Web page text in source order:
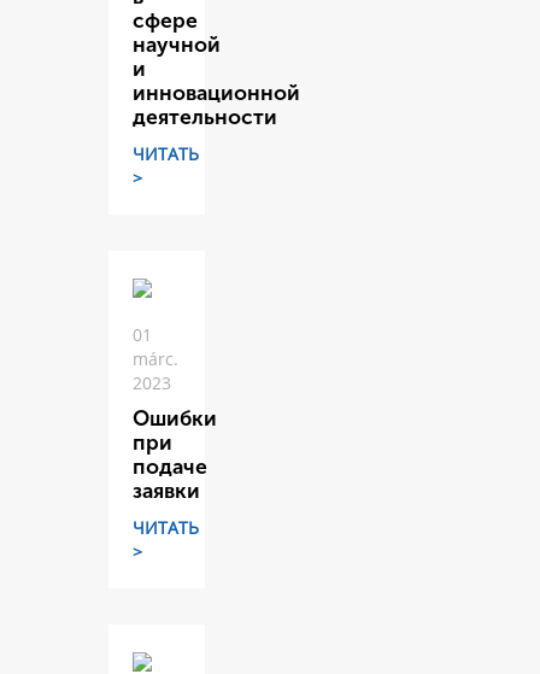
сфере
научной
и
инновационной
деятельности
ЧИТАТЬ
>
01
márc.
2023
Ошибки
при
подаче
заявки
ЧИТАТЬ
>